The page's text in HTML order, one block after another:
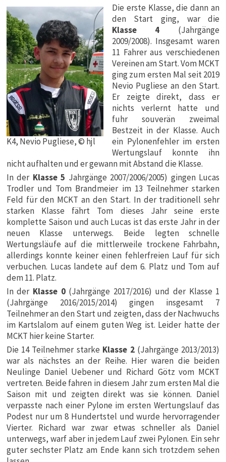
K4, Nevio Pugliese, © hjl
Die erste Klasse, die dann an
den Start ging, war die
Klasse 4 (Jahrgänge
2009/2008). Insgesamt waren
11 Fahrer aus verschiedenen
Vereinen am Start. Vom MCKT
ging zum ersten Mal seit 2019
Nevio Pugliese an den Start.
Er zeigte direkt, dass er
nichts verlernt hatte und
fuhr souverän zweimal
Bestzeit in der Klasse. Auch
ein Pylonenfehler im ersten
Wertungslauf konnte ihn
nicht aufhalten und er gewann mit Abstand die Klasse.
In der Klasse 5 Jahrgänge 2007/2006/2005) gingen Lucas
Trodler und Tom Brandmeier im 13 Teilnehmer starken
Feld für den MCKT an den Start. In der traditionell sehr
starken Klasse fährt Tom dieses Jahr seine erste
komplette Saison und auch Lucas ist das erste Jahr in der
neuen Klasse unterwegs. Beide legten schnelle
Wertungsläufe auf die mittlerweile trockene Fahrbahn,
allerdings konnte keiner einen fehlerfreien Lauf für sich
verbuchen. Lucas landete auf dem 6. Platz und Tom auf
dem 11. Platz.
In der Klasse 0(Jahrgänge 2017/2016) und der Klasse 1
(Jahrgänge 2016/2015/2014) gingen insgesamt 7
Teilnehmer an den Start und zeigten, dass der Nachwuchs
im Kartslalom auf einem guten Weg ist. Leider hatte der
MCKT hier keine Starter.
Die 14 Teilnehmer starke Klasse 2(Jahrgänge 2013/2013)
war als nächstes an der Reihe. Hier waren die beiden
Neulinge Daniel Uebener und Richard Götz vom MCKT
vertreten. Beide fahren in diesem Jahr zum ersten Mal die
Saison mit und zeigten direkt was sie können. Daniel
verpasste nach einer Pylone im ersten Wertungslauf das
Podest nur um 8 Hundertstel und wurde hervorragender
Vierter. Richard war zwar etwas schneller als Daniel
unterwegs, warf aber in jedem Lauf zwei Pylonen. Ein sehr
guter sechster Platz am Ende kann sich trotzdem sehen